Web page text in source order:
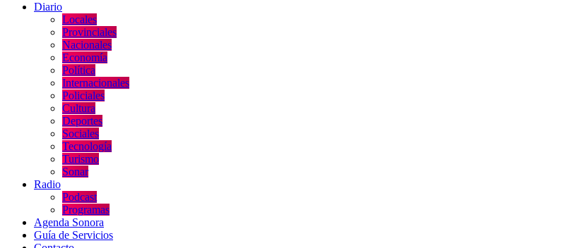
Diario
Locales
Provinciales
Nacionales
Economía
Política
Internacionales
Policiales
Cultura
Deportes
Sociales
Tecnología
Turismo
Sonar
Radio
Podcast
Programas
Agenda Sonora
Guía de Servicios